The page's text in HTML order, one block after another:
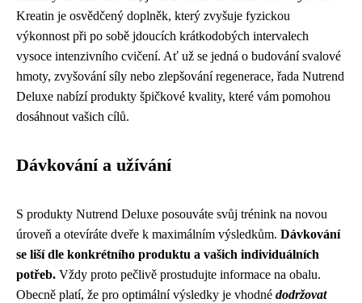
Kreatin je osvědčený doplněk, který zvyšuje fyzickou
výkonnost při po sobě jdoucích krátkodobých intervalech
vysoce intenzivního cvičení. Ať už se jedná o budování svalové
hmoty, zvyšování síly nebo zlepšování regenerace, řada Nutrend
Deluxe nabízí produkty špičkové kvality, které vám pomohou
dosáhnout vašich cílů.
Dávkování a užívání
S produkty Nutrend Deluxe posouváte svůj trénink na novou
úroveň a otevíráte dveře k maximálním výsledkům. Dávkování
se liší dle konkrétního produktu a vašich individuálních
potřeb. Vždy proto pečlivě prostudujte informace na obalu.
Obecně platí, že pro optimální výsledky je vhodné dodržovat